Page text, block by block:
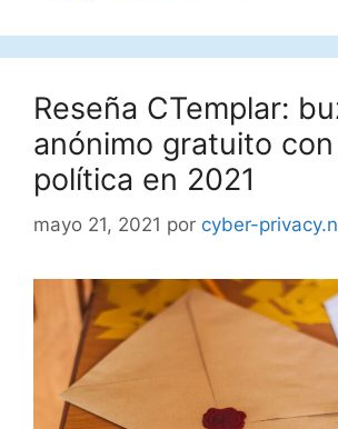
Reseña CTemplar:
anónimo gratuito
política en 2021
mayo 21, 2021 por cyber-